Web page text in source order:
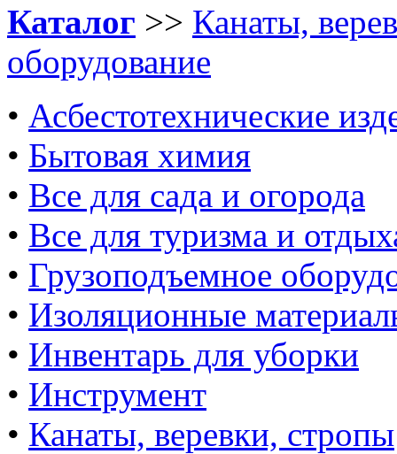
Каталог >> Канаты,
оборудование
• Асбестотехнические
• Бытовая химия
• Все для сада и огорода
• Все для туризма и
• Грузоподъемное
• Изоляционные
• Инвентарь для уборки
• Инструмент
• Канаты, веревки, стропы